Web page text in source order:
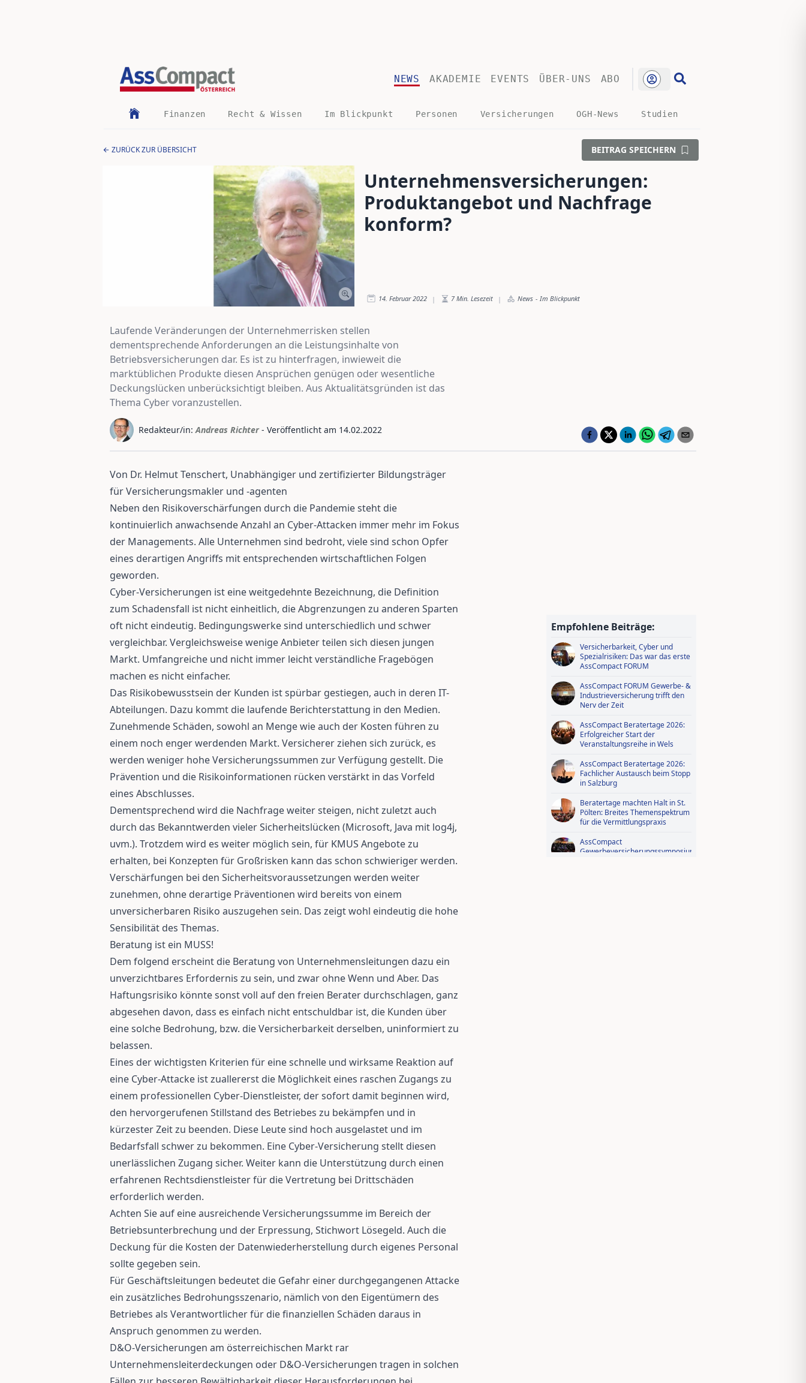
NEWS AKADEMIE EVENTS ÜBER-UNS ABO
Finanzen Recht & Wissen Im Blickpunkt Personen Versicherungen OGH-News Studien
ZURÜCK ZUR ÜBERSICHT BEITRAG SPEICHERN
Unternehmensversicherungen:
Produktangebot und Nachfrage
konform?
14. Februar 2022 | 7 Min. Lesezeit | News - Im Blickpunkt
Laufende Veränderungen der Unternehmerrisken stellen
dementsprechende Anforderungen an die Leistungsinhalte von
Betriebsversicherungen dar. Es ist zu hinterfragen, inwieweit die
marktüblichen Produkte diesen Ansprüchen genügen oder wesentliche
Deckungslücken unberücksichtigt bleiben. Aus Aktualitätsgründen ist das
Thema Cyber voranzustellen.
Redakteur/in: Andreas Richter - Veröffentlicht am 14.02.2022
Von Dr. Helmut Tenschert, Unabhängiger und zertifizierter Bildungsträger
für Versicherungsmakler und -agenten
Neben den Risikoverschärfungen durch die Pandemie steht die
kontinuierlich anwachsende Anzahl an Cyber-Attacken immer mehr im Fokus
der Managements. Alle Unternehmen sind bedroht, viele sind schon Opfer
eines derartigen Angriffs mit entsprechenden wirtschaftlichen Folgen
geworden.
Cyber-Versicherungen ist eine weitgedehnte Bezeichnung, die Definition
zum Schadensfall ist nicht einheitlich, die Abgrenzungen zu anderen Sparten
oft nicht eindeutig. Bedingungswerke sind unterschiedlich und schwer
vergleichbar. Vergleichsweise wenige Anbieter teilen sich diesen jungen
Markt. Umfangreiche und nicht immer leicht verständliche Fragebögen
machen es nicht einfacher.
Das Risikobewusstsein der Kunden ist spürbar gestiegen, auch in deren IT-
Abteilungen. Dazu kommt die laufende Berichterstattung in den Medien.
Zunehmende Schäden, sowohl an Menge wie auch der Kosten führen zu
einem noch enger werdenden Markt. Versicherer ziehen sich zurück, es
werden weniger hohe Versicherungssummen zur Verfügung gestellt. Die
Prävention und die Risikoinformationen rücken verstärkt in das Vorfeld
eines Abschlusses.
Dementsprechend wird die Nachfrage weiter steigen, nicht zuletzt auch
durch das Bekanntwerden vieler Sicherheitslücken (Microsoft, Java mit log4j,
uvm.). Trotzdem wird es weiter möglich sein, für KMUS Angebote zu
erhalten, bei Konzepten für Großrisken kann das schon schwieriger werden.
Verschärfungen bei den Sicherheitsvoraussetzungen werden weiter
zunehmen, ohne derartige Präventionen wird bereits von einem
unversicherbaren Risiko auszugehen sein. Das zeigt wohl eindeutig die hohe
Sensibilität des Themas.
Beratung ist ein MUSS!
Dem folgend erscheint die Beratung von Unternehmensleitungen dazu ein
unverzichtbares Erfordernis zu sein, und zwar ohne Wenn und Aber. Das
Haftungsrisiko könnte sonst voll auf den freien Berater durchschlagen, ganz
abgesehen davon, dass es einfach nicht entschuldbar ist, die Kunden über
eine solche Bedrohung, bzw. die Versicherbarkeit derselben, uninformiert zu
belassen.
Eines der wichtigsten Kriterien für eine schnelle und wirksame Reaktion auf
eine Cyber-Attacke ist zuallererst die Möglichkeit eines raschen Zugangs zu
einem professionellen Cyber-Dienstleister, der sofort damit beginnen wird,
den hervorgerufenen Stillstand des Betriebes zu bekämpfen und in
kürzester Zeit zu beenden. Diese Leute sind hoch ausgelastet und im
Bedarfsfall schwer zu bekommen. Eine Cyber-Versicherung stellt diesen
unerlässlichen Zugang sicher. Weiter kann die Unterstützung durch einen
erfahrenen Rechtsdienstleister für die Vertretung bei Drittschäden
erforderlich werden.
Achten Sie auf eine ausreichende Versicherungssumme im Bereich der
Betriebsunterbrechung und der Erpressung, Stichwort Lösegeld. Auch die
Deckung für die Kosten der Datenwiederherstellung durch eigenes Personal
sollte gegeben sein.
Für Geschäftsleitungen bedeutet die Gefahr einer durchgegangenen Attacke
ein zusätzliches Bedrohungsszenario, nämlich von den Eigentümern des
Betriebes als Verantwortlicher für die finanziellen Schäden daraus in
Anspruch genommen zu werden.
D&O-Versicherungen am österreichischen Markt rar
Unternehmensleiterdeckungen oder D&O-Versicherungen tragen in solchen
Empfohlene Beiträge:
AssCompact Live TV
Versicherbarkeit, Cyber und
Spezialrisiken: Das war das erste
AssCompact FORUM
AssCompact FORUM Gewerbe- &
Industrieversicherung trifft den
Nerv der Zeit
AssCompact Beratertage 2026:
Erfolgreicher Start der
Veranstaltungsreihe in Wels
AssCompact Beratertage 2026:
Fachlicher Austausch beim Stopp
in Salzburg
Beratertage machten Halt in St.
Pölten: Breites Themenspektrum
für die Vermittlungspraxis
AssCompact
Gewerbeversicherungssymposium